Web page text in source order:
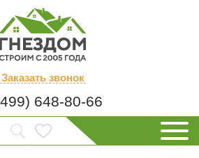
Заказать звонок
648-80-66